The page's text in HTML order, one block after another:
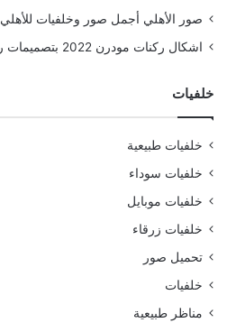
صور الأهلي أجمل صور وخلفيات للأهلي
اشكال ركنات مودرن 2022 بتصميمات رائعة
خلفيات
خلفيات طبيعية
خلفيات سوداء
خلفيات موبايل
خلفيات زرقاء
تحميل صور
خلفيات
مناظر طبيعية